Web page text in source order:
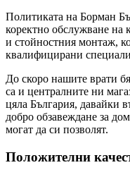
Политиката на Борман
коректно обслужване на
и стойностния монтаж,
квалифицирани
До скоро нашите врати
са и централните ни
цяла България, давайки
добро обзавеждане за
могат да си позволят.
Положителни